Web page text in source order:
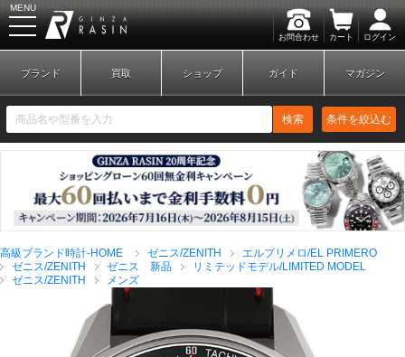
お問合わせ カート ログイン
MENU
新規会員登録 ログイン
ブランドから探す
ブランド 買取 ショップ ガイド マガジン
検索 条件を絞込む
高級ブランド時計-HOME ゼニス/ZENITH
エルプリメロ/EL PRIMERO
ゼニス/ZENITH
ゼニス 新品
リミテッドモデル/LIMITED MODEL
ゼニス/ZENITH
メンズ